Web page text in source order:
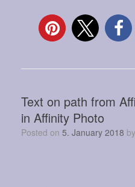
Text on path from
in Affinity Photo
Posted on 5. January 2018 by